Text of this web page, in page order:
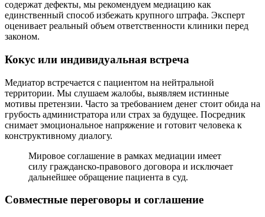
содержат дефекты, мы рекомендуем медиацию как
единственный способ избежать крупного штрафа. Эксперт
оценивает реальный объем ответственности клиники перед
законом.
Кокус или индивидуальная встреча
Медиатор встречается с пациентом на нейтральной
территории. Мы слушаем жалобы, выявляем истинные
мотивы претензии. Часто за требованием денег стоит обида на
грубость администратора или страх за будущее. Посредник
снимает эмоциональное напряжение и готовит человека к
конструктивному диалогу.
Мировое соглашение в рамках медиации имеет
силу гражданско-правового договора и исключает
дальнейшее обращение пациента в суд.
Совместные переговоры и соглашение